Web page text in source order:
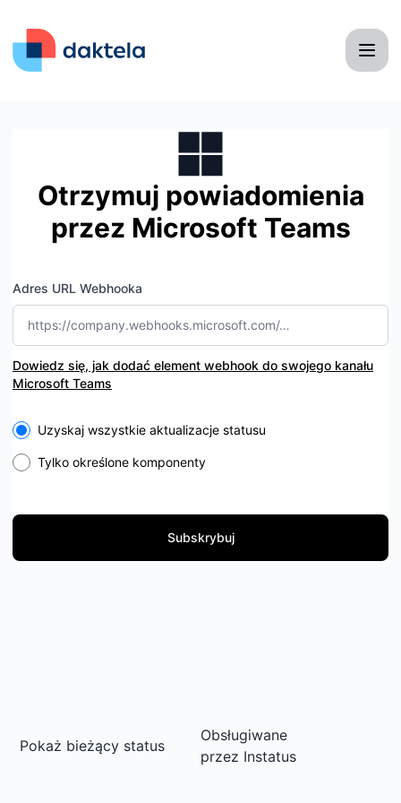
Otrzymuj powiadomienia
przez Microsoft Teams
Adres URL Webhooka
Dowiedz się, jak dodać element webhook do swojego kanału
Microsoft Teams
Select the components you want to receive updates for
Uzyskaj wszystkie aktualizacje statusu
Tylko określone komponenty
Subskrybuj
Pokaż bieżący status
Obsługiwane
przez Instatus